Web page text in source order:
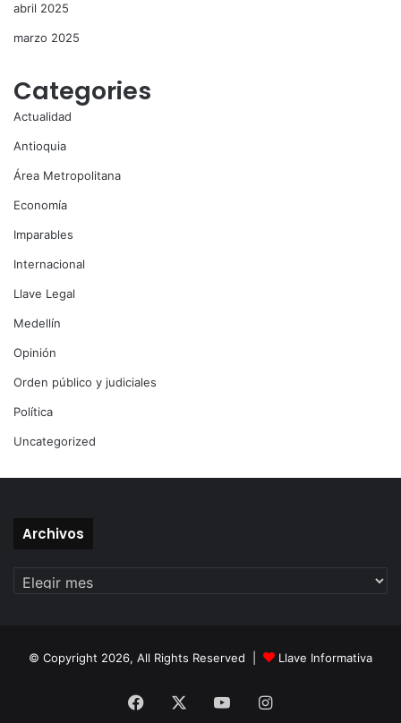
abril 2025
marzo 2025
Categories
Actualidad
Antioquia
Área Metropolitana
Economía
Imparables
Internacional
Llave Legal
Medellín
Opinión
Orden público y judiciales
Política
Uncategorized
Archivos
© Copyright 2026, All Rights Reserved | Llave Informativa
Facebook YouTubeInstagram